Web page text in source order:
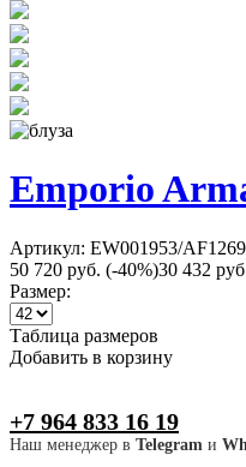
Emporio
Артикул: EW001953/
50 720 руб. (-40%)30 432
Размер:
Таблица размеров
Добавить в корзину
+7 964 833 16 19
Наш менеджер в Telegram и